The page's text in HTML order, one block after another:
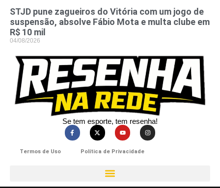
STJD pune zagueiros do Vitória com um jogo de
suspensão, absolve Fábio Mota e multa clube em
R$ 10 mil
04/08/2026
Se tem esporte, tem resenha!​
Termos de Uso Política de Privacidade